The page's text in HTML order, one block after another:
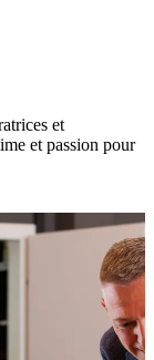
et
et passion pour